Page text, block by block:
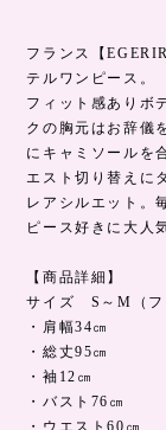
フランス【
テルワンピース。
フィット感ありボ
クの胸元はお辞儀
にキャミソールを
エスト切り替えに
レアシルエット。
ピース好きに大人
【商品詳細】
サイズ S～M（フ
・肩幅34㎝
・総丈95㎝
・袖12㎝
・バスト76㎝
・ウエスト60㎝